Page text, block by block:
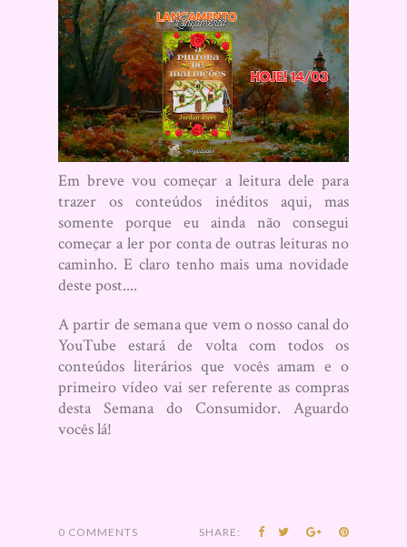
Em breve vou começar a leitura dele para
trazer os conteúdos inéditos aqui, mas
somente porque eu ainda não consegui
começar a ler por conta de outras leituras no
caminho. E claro tenho mais uma novidade
deste post....
A partir de semana que vem o nosso canal do
YouTube estará de volta com todos os
conteúdos literários que vocês amam e o
primeiro vídeo vai ser referente as compras
desta Semana do Consumidor. Aguardo
vocês lá!
0 COMMENTS SHARE: